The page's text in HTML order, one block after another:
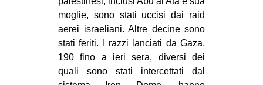
INTERNAZIONALE
AFRICA
ESTREMO ORIENTE
moglie, sono stati uccisi dai raid
aerei israeliani. Altre decine sono
stati feriti. I razzi lanciati da Gaza,
190 fino a ieri sera, diversi dei
quali sono stati intercettati dal